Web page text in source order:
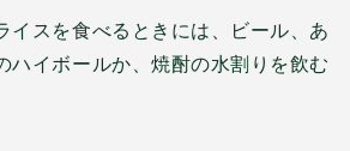
スを食べるときには、ビール、あ
ハイボールか、焼酎の水割りを飲む